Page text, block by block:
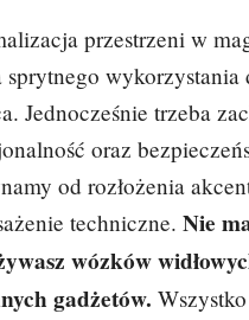
er
e
st
k
e
dI
n
d
di
t
o
p
przestrzeni w
sprytnego wykorzystania
Jednocześnie trzeba
oraz
od rozłożenia
techniczne. Nie
wózków
gadżetów.